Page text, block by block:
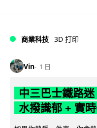
商業科技 3D 打印
Vin 1 日
中三巴士鐵路
水撥識郁 + 實